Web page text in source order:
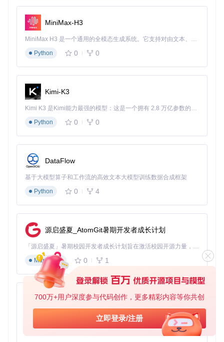
700万+用户深度参与代码创作，更多精彩内容等你共创
立即登录/注册
搜索"Ctrl+V"组合
定位占用进程并临时禁用其热键
设计场景：夺回专业软件快捷键控制权
Photoshop快捷键被占用时：
在"进程"选项卡找到冲突程序
右键选择"查看热键"
导出冲突列表后批量调整
游戏场景：释放游戏专用热键组合
游戏中技能快捷键失效时：
高级技巧：打造个性化热键管理系统
掌握这些进阶操作，让OpenArk成为你的专属热键管家，效率
热键配置备份与迁移
在"选项"菜单中选择"导出热键配置"
保存为.ohk文件
在新系统中通过"导入配置"快速恢复
批量热键操作
按住Ctrl键多选热键条目
右键选择"批量操作"
可一次性禁用/启用多个热键
热键使用统计分析
在"工具"菜单中打开"热键分析"
查看热键使用频率图表
根据建议优化热键布局
MiniMax-H3
MiniMax H3 是一个通用的全模态生成系统。它支持对由文本、图像、视频和音频组成的多模态上下文进行统一理解，并能生成分辨率高达 2K、时长可达 15 秒的带原生立体声音频的视频。得益于面向任务泛化的系统设计，H3 在预训练阶段就已具备广泛的多模态上下文理解与生成能力，能够出色地执行复杂的多模态指令。
Python
0 0
Kimi-K3
Kimi K3 是Kimi能力最强的模型：这是一个拥有 2.8 万亿参数的混合专家（MoE）模型，具备原生视觉理解能力，并支持 100 万 token 的上下文窗口。
Python
0 0
DataFlow
基于大模型算子和工作流的高效文本大模型训练数据合成框架
Python
0 4
源启盛夏_AtomGit暑期开发者成长计划
「源启盛夏」暑期校园开发者成长计划旨在激活校园开源力量，通过积分激励、认证扶持、资源倾斜等形式，引导高校组织和开发者完成「入驻 — 建项目 — 做贡献 — 获认证 — 得资源」的完整闭环。无论你是想带领社团入驻平台的组织者，还是希望用代码贡献证明自己的开发者，都能在这里找到属于你的成长路径。
Markdown
0 1
py-xiaozhi
基于Python的Xiaozhi AI，适用于想要完整Xiaozhi体验而无需拥有专用硬件的用户。
Python
0 1